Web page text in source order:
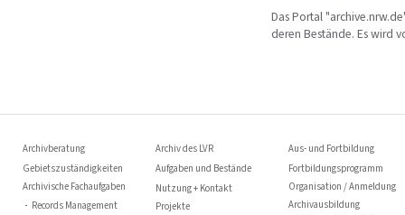
Das Portal
deren Bestände. Es wird
Archivberatung
Gebietszuständigkeiten
Archivische Fachaufgaben
Records Management
Archiv des LVR
Aufgaben und Bestände
Nutzung + Kontakt
Projekte
Aus- und Fortbildung
Fortbildungsprogramm
Organisation / Anmeldung
Archivausbildung